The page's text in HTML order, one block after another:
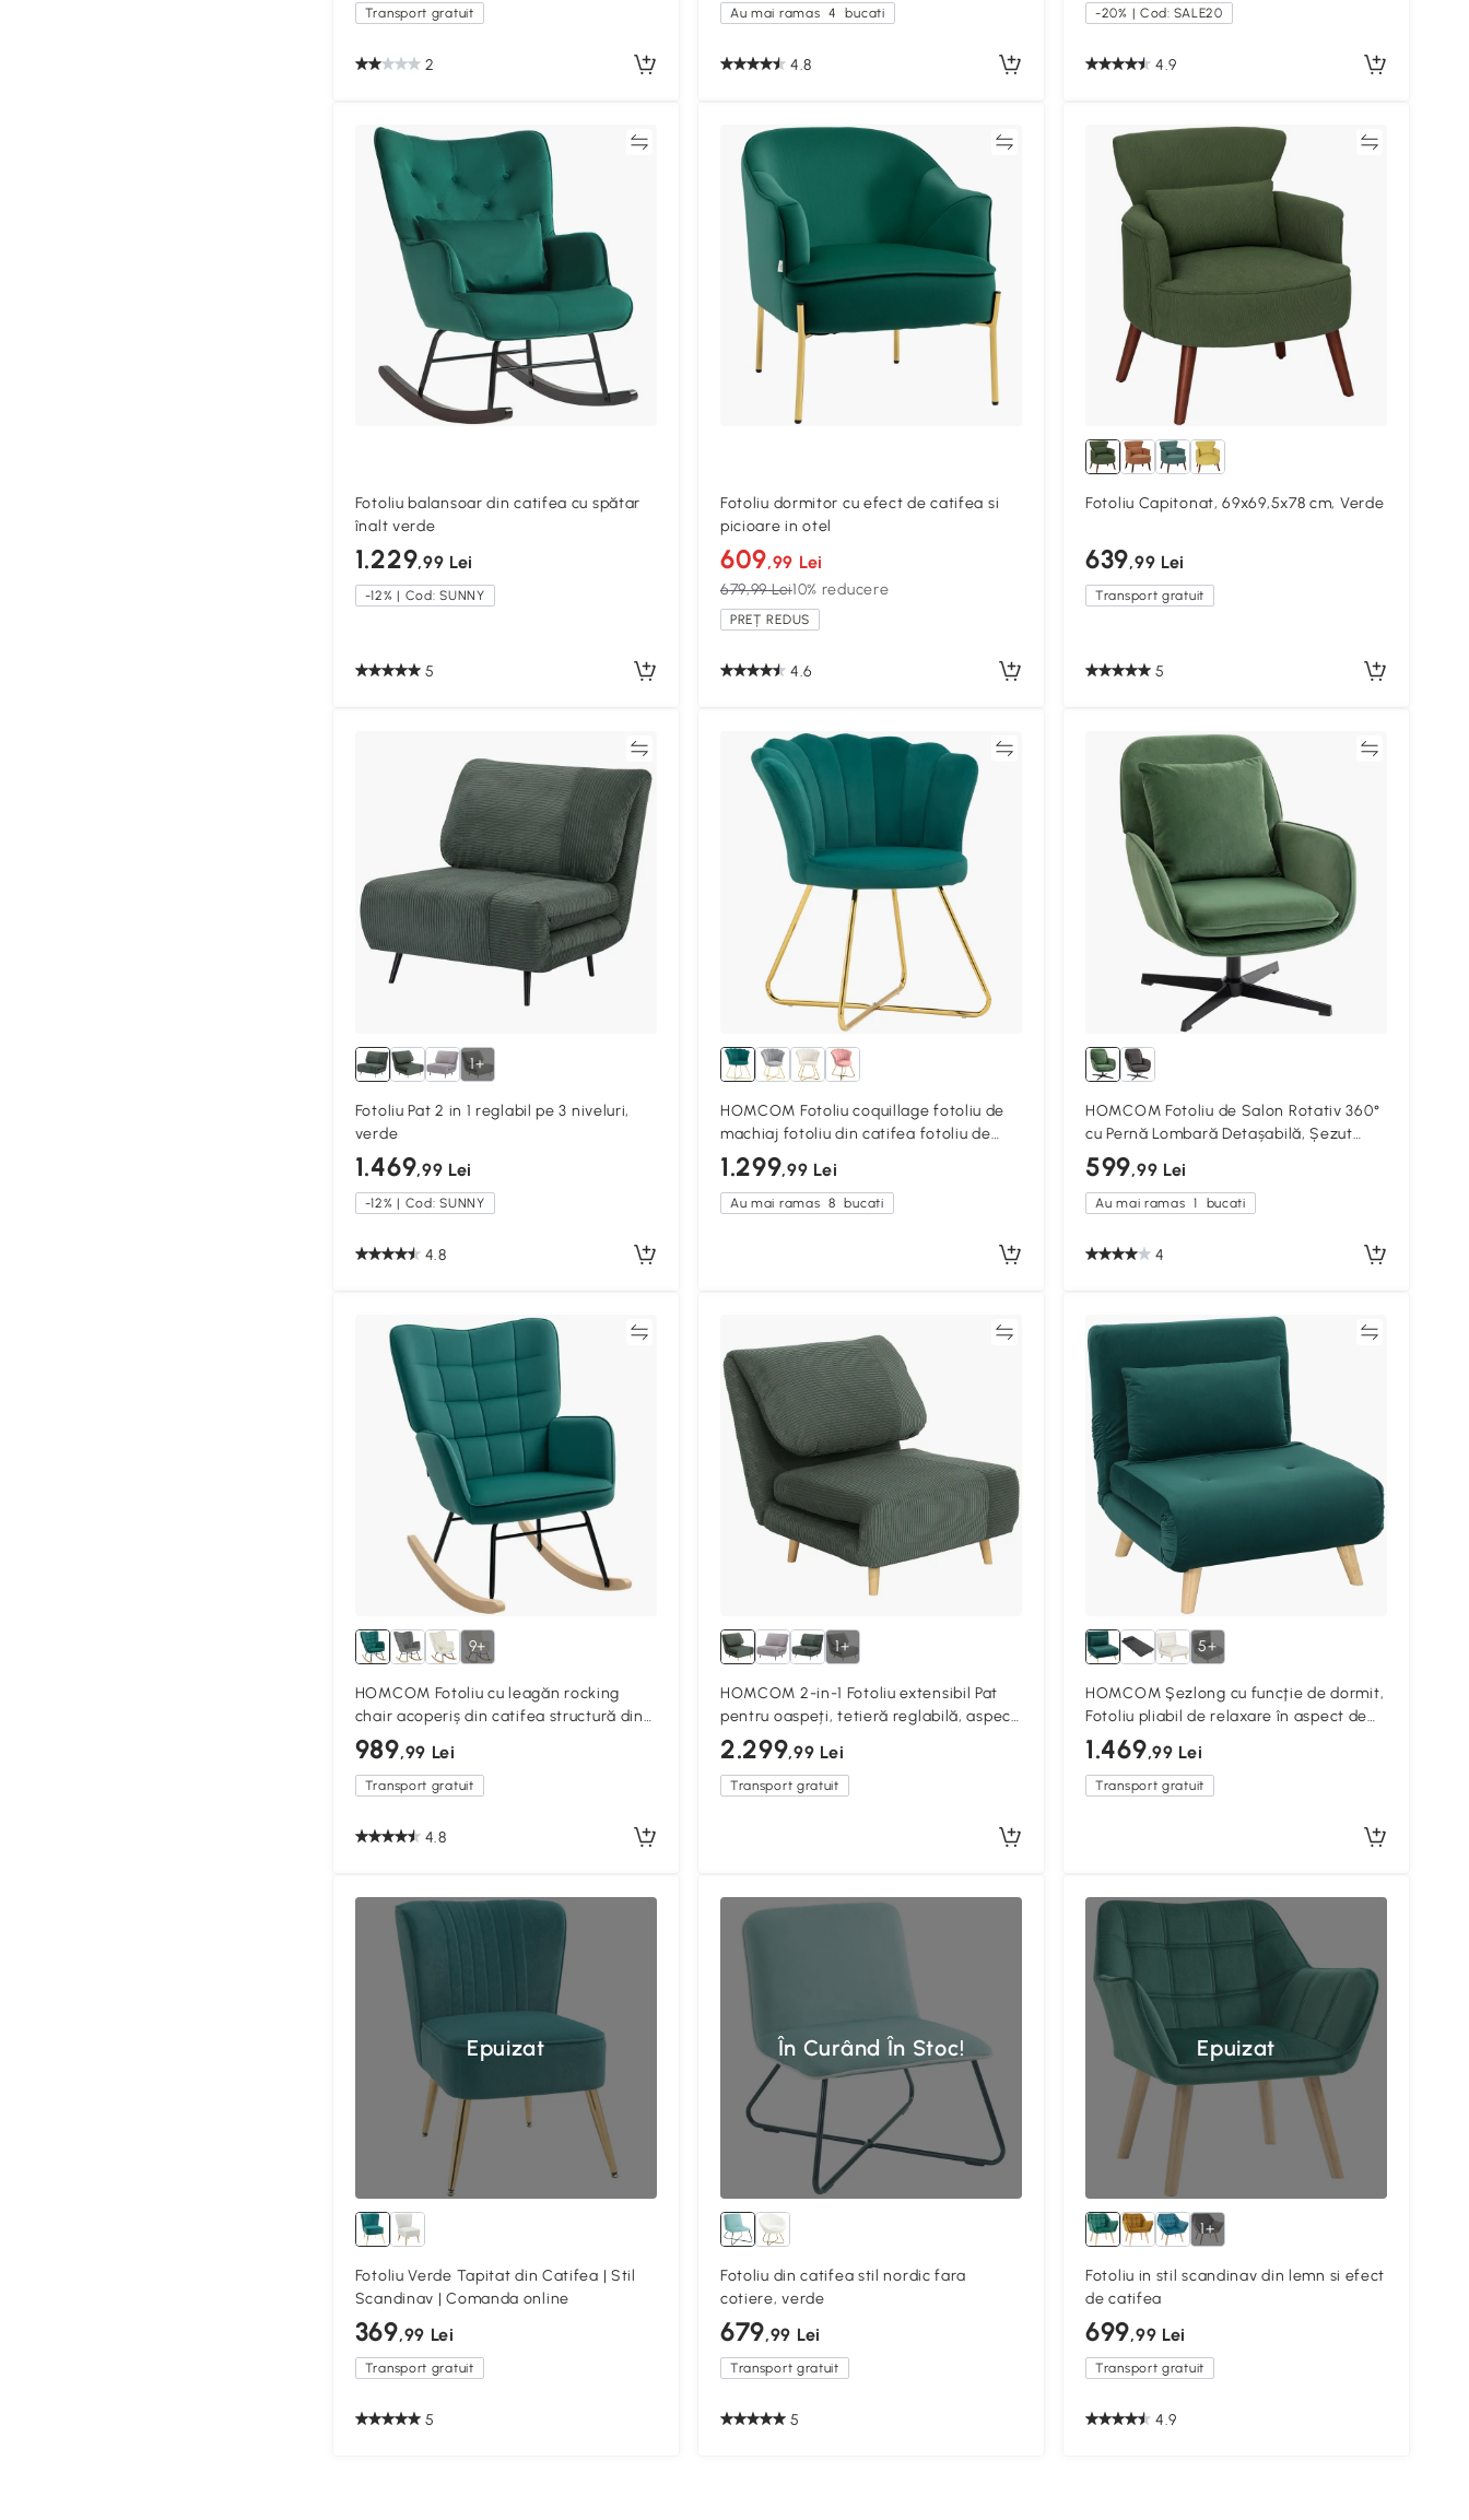
Transport gratuit
2
Au mai ramas 4 bucati
4.8
-20% | Cod: SALE20
4.9
Fotoliu balansoar din catifea cu spătar
înalt verde
1.229,99 Lei
-12% | Cod: SUNNY
5
Fotoliu dormitor cu efect de catifea si
picioare in otel
609,99 Lei
679,99 Lei10% reducere
PREȚ REDUS
4.6
Fotoliu Capitonat, 69x69,5x78 cm, Verde
639,99 Lei
Transport gratuit
5
1+
Fotoliu Pat 2 in 1 reglabil pe 3 niveluri,
verde
1.469,99 Lei
-12% | Cod: SUNNY
4.8
Compară
HOMCOM Fotoliu coquillage fotoliu de
machiaj fotoliu din catifea fotoliu de
salon cu picioare din oțel 69 x 64 x 80
cm verde închis
1.299,99 Lei
Au mai ramas 8 bucati
HOMCOM Fotoliu de Salon Rotativ 360°
cu Pernă Lombară Detașabilă, Șezut
Generos, Fotoliu Tapițat Modern din
Catifea cu Cotiere, pentru Living,
73x83.5x85 cm, Verde
599,99 Lei
Au mai ramas 1 bucati
4
Compară
9+
HOMCOM Fotoliu cu leagăn rocking
chair acoperiș din catifea structură din
oțel 71 x 98 x 101 cm Verde
989,99 Lei
Transport gratuit
4.8
1+
HOMCOM 2-in-1 Fotoliu extensibil Pat
pentru oaspeți, tetieră reglabilă, aspect
catifea reiată 82 cm x 87 cm x 89 cm
Verde
2.299,99 Lei
Transport gratuit
5+
HOMCOM Şezlong cu funcţie de dormit,
Fotoliu pliabil de relaxare în aspect de
catifea, Spătar reglabil, suportă până la
120 kg, Verde închis
1.469,99 Lei
Transport gratuit
Epuizat
Fotoliu Verde Tapitat din Catifea | Stil
Scandinav | Comanda online
369,99 Lei
Transport gratuit
5
În Curând În Stoc!
Fotoliu din catifea stil nordic fara
cotiere, verde
679,99 Lei
Transport gratuit
5
Epuizat
1+
Fotoliu in stil scandinav din lemn si efect
de catifea
699,99 Lei
Transport gratuit
4.9